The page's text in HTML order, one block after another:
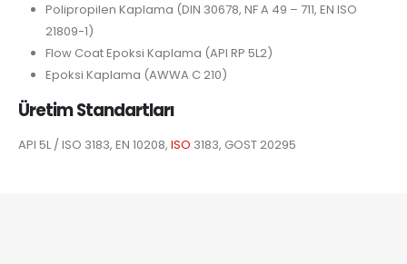
Polipropilen Kaplama (DIN 30678, NF A 49 – 711, EN ISO
21809-1)
Flow Coat Epoksi Kaplama (API RP 5L2)
Epoksi Kaplama (AWWA C 210)
Üretim Standartları
API 5L / ISO 3183, EN 10208, ISO 3183, GOST 20295